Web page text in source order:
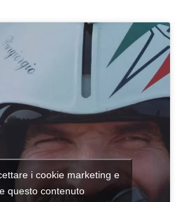
i cookie marketing e
questo contenuto